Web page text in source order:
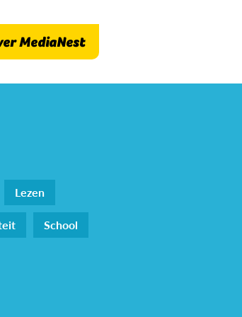
MediaNest
Lezen
School